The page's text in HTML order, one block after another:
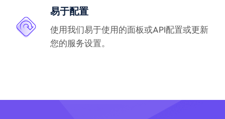
易于配置
使用我们易于使用的面板或API配置或更新
您的服务设置。